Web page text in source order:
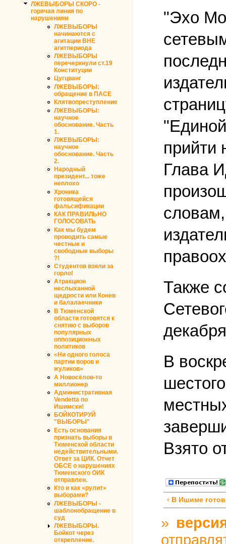
ЛЖЕВЫБОРЫ СКОРО -
горячая линия по
нарушениям
ЛЖЕВЫБОРЫ
начинаются с
агитации ВНЕ
агитпериода
ЛЖЕВЫБОРЫ
перечеркнули ст.19
Конституции
Цугцванг
ЛЖЕВЫБОРЫ:
обращение в ПАСЕ
Клятвопреступление
ЛЖЕВЫБОРЫ:
научное
обоснование. Часть
1.
ЛЖЕВЫБОРЫ:
научное
обоснование. Часть
2.
Народный
президент... тоже
неплохо
Хроника
готовящейся
фальсификации
КАК ПРАВИЛЬНО
ГОЛОСОВАТЬ
Как мы будем
проводить самые
честные и
свободные выборы
?!
Студентов взяли за
горло!
Атракцион
неслыханной
щедрости или Конев
и балалаечники
В Тюменской
области готовятся к
снятию с выборов
популярных
оппозиционных
политиков
«Ни одного голоса
партии воров и
жуликов»
А Новосёлов-то
миллионер
Административная
Vendetta по
Ишимски!
БОЙКОТИРУЙ
"ВЫБОРЫ"
Есть основания
признать выборы в
Тюменской области
недействительными.
Ответ за ЦИК. Отчет
ОБСЕ о нарушениях
Тюменского ОИК
отправлен.
Кто и как «рулит»
выборами?
ЛЖЕВЫБОРЫ -
шаблонобращение в
суд
ЛЖЕВЫБОРЫ.
Бойкот через
открепление.
"Эхо
прийти
Глава
словам,
Также
В
Взято
‹ В Ишиме
»